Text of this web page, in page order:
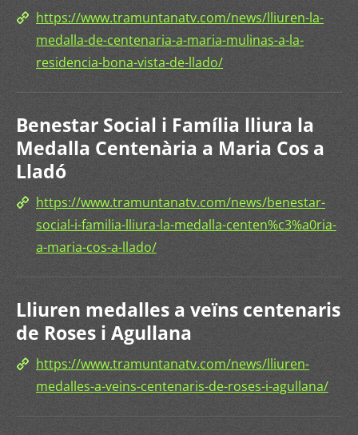
https://www.tramuntanatv.com/news/lliuren-la-
medalla-de-centenaria-a-maria-mulinas-a-la-
residencia-bona-vista-de-llado/
Benestar Social i Família lliura la
Medalla Centenària a Maria Cos a
Lladó
https://www.tramuntanatv.com/news/benestar-
social-i-familia-lliura-la-medalla-centen%c3%a0ria-
a-maria-cos-a-llado/
Lliuren medalles a veïns centenaris
de Roses i Agullana
https://www.tramuntanatv.com/news/lliuren-
medalles-a-veins-centenaris-de-roses-i-agullana/